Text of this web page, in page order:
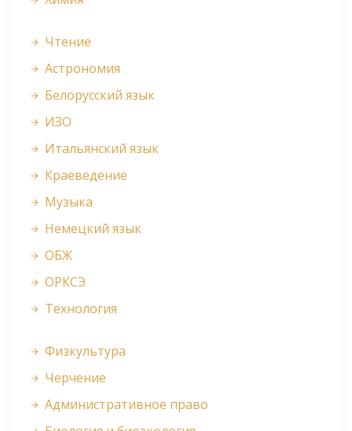
Чтение
Астрономия
Белорусский язык
ИЗО
Итальянский язык
Краеведение
Музыка
Немецкий язык
ОБЖ
ОРКСЭ
Технология
Физкультура
Черчение
Административное право